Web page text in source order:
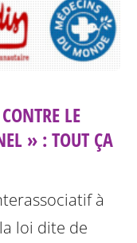
LE
» : TOUT ÇA
à
loi dite de